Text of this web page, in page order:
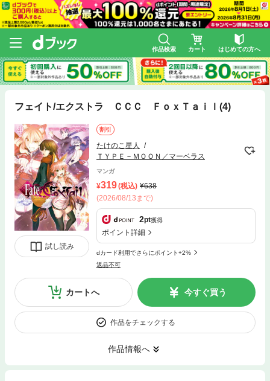
作品検索 カート はじめての方へ
フェイト/エクストラ ＣＣＣ ＦｏｘＴａｉｌ(4)
試し読み
割引
たけのこ星人
ＴＹＰＥ－ＭＯＯＮ／マーベラス
マンガ
319(税込)
638
(2026/08/13まで)
2pt獲得
ポイント詳細
dカード利用でさらにポイント+2%
返品不可
カートへ 今すぐ買う
作品をチェックする
作品情報へ